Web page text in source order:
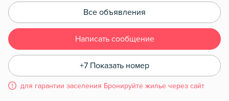
Все объявления
Написать сообщение
+7 Показать номер
для гарантии заселения Бронируйте жилье через сайт